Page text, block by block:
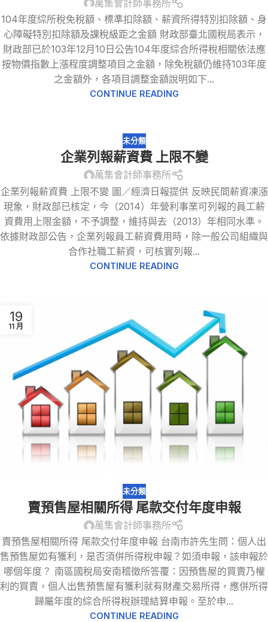
萬集會計師事務所
104年度綜所稅免稅額、標準扣除額、薪資所得特別扣除額、身
心障礙特別扣除額及課稅級距之金額 財政部臺北國稅局表示，
財政部已於103年12月10日公告104年度綜合所得稅相關依法應
按物價指數上漲程度調整項目之金額，除免稅額仍維持103年度
之金額外，各項目調整金額說明如下...
CONTINUE READING
未分類
企業列報薪資費 上限不變
萬集會計師事務所
企業列報薪資費 上限不變 圖／經濟日報提供 反映民間薪資凍漲
現象，財政部已核定，今（2014）年營利事業可列報的員工薪
資費用上限金額，不予調整，維持與去（2013）年相同水準。
依據財政部公告，企業列報員工薪資費用時，除一般公司組織與
合作社職工薪資，可核實列報...
CONTINUE READING
19
11 月
未分類
賣預售屋相關所得 尾款交付年度申報
萬集會計師事務所
賣預售屋相關所得 尾款交付年度申報 台南市許先生問：個人出
售預售屋如有獲利，是否須併所得稅申報？如須申報，該申報於
哪個年度？ 南區國稅局安南稽徵所答覆：因預售屋的買賣乃權
利的買賣，個人出售預售屋有獲利就有財產交易所得，應併所得
歸屬年度的綜合所得稅辦理結算申報。至於申...
CONTINUE READING